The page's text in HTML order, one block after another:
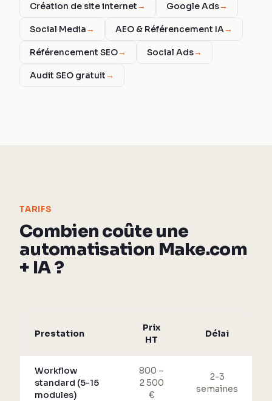
Création de site internet→ Google Ads→
Social Media→ AEO & Référencement IA→
Référencement SEO→ Social Ads→
Audit SEO gratuit→
TARIFS
Combien coûte une
automatisation Make.com
+ IA ?
Prestation
Prix
HT
Délai
Workflow
standard (5-15
modules)
800 –
2 500
€
2-3
semaines